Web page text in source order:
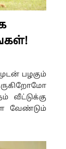
பழகும்
வீட்டுக்கு
வேண்டும்